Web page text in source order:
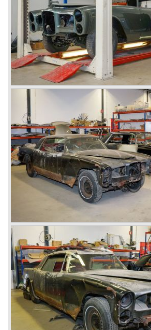
vehicle can easily be placed alongside
such as Rolls-Royce, Bentley en
Facel did not manufacture it’s own
that the vehicle commonly known as the
of automobiles is of absolute top class
leave a deep and lasting impression.
© Marc Vorgers